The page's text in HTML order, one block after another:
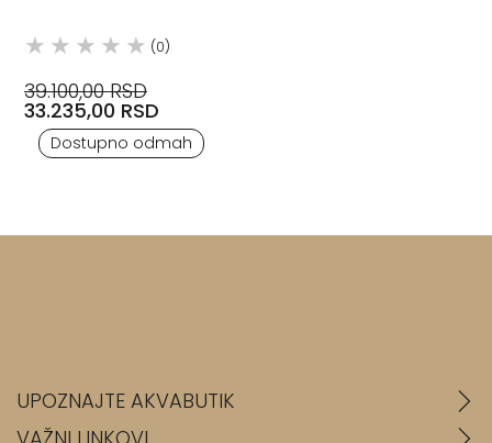
(0)
39.100,00 RSD
33.235,00 RSD
Dostupno odmah
UPOZNAJTE AKVABUTIK